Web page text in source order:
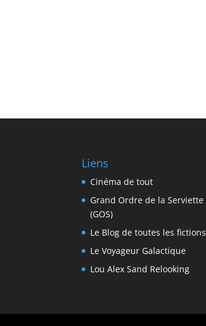
Liens
Cinéma de tout
Grand Ordre de la Serviette
(GOS)
Le Blog de toutes les fictions
Le Voyageur Galactique
Lou Alex Sand Relooking